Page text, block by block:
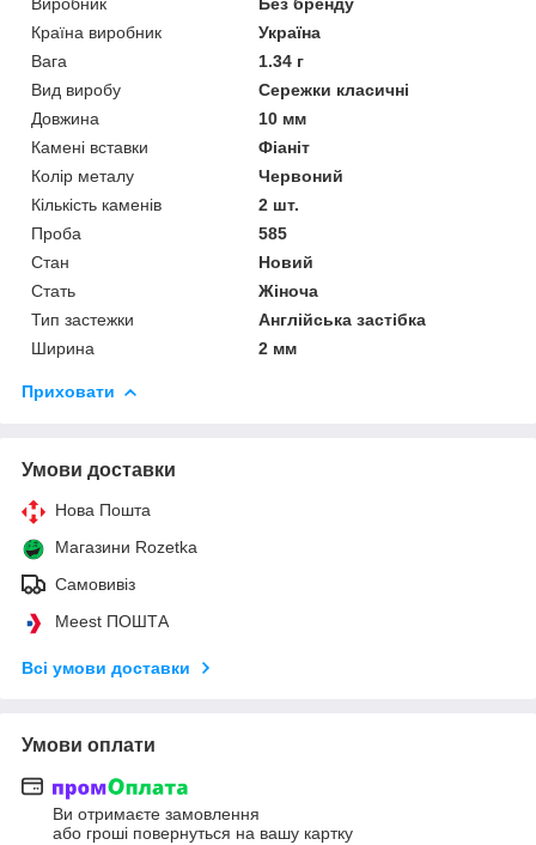
Країна виробник
Україна
Вага
1.34 г
Вид виробу
Сережки класичні
Довжина
10 мм
Камені вставки
Фіаніт
Колір металу
Червоний
Кількість каменів
2 шт.
Проба
585
Стан
Новий
Стать
Жіноча
Тип застежки
Англійська застібка
Ширина
2 мм
Приховати
Умови доставки
Нова Пошта
Магазини Rozetka
Самовивіз
Meest ПОШТА
Всі умови доставки
Умови оплати
Ви отримаєте замовлення
або гроші повернуться на вашу картку